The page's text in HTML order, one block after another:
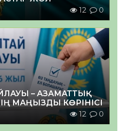
12 0
– АЗАМАТТЫҚ
МАҢЫЗДЫ КӨРІНІСІ
12 0